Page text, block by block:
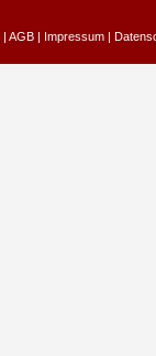
| AGB | Impressum |